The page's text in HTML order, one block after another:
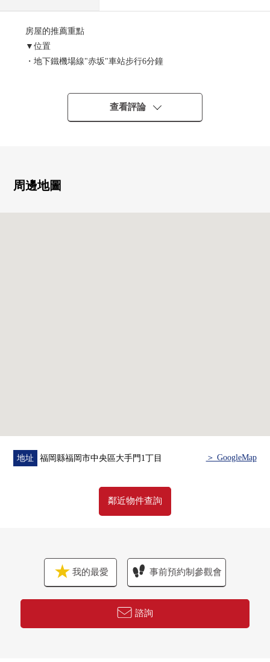
房屋的推薦重點
▼位置
・地下鐵機場線"赤坂"車站步行6分鐘
・到舞鶴公園約180m(步行3分鐘)。在綠豐富的環境可以度
▼Mansion的特徴
・寵物飼養可(有出自規章的限制)
查看評論
周邊地圖
地址 福岡縣福岡市中央區大手門1丁目 ＞ GoogleMap
鄰近物件查詢
我的最愛 事前預約制參觀會
諮詢